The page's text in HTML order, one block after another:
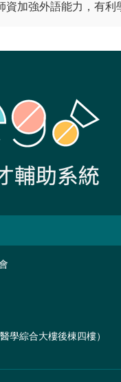
資加強外語能力，有利
學綜合大樓後棟四樓）